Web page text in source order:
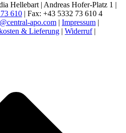
Hellebart | Andreas Hofer-Platz 1 |
610 | Fax: +43 5332 73 610 4
apo.com | Impressum |
& Lieferung | Widerruf|